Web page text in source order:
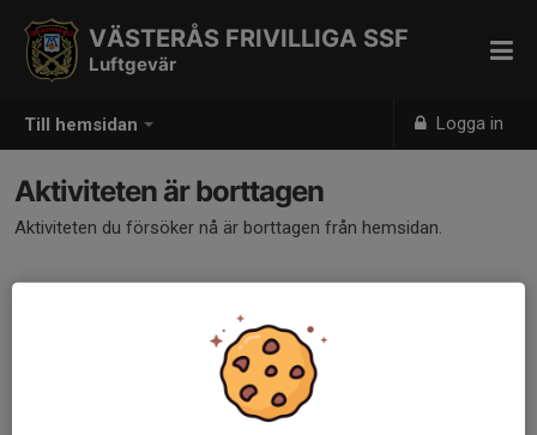
Till hemsidan Logga in
VÄSTERÅS FRIVILLIGA SSF
Luftgevär
Aktiviteten är borttagen
Aktiviteten du försöker nå är borttagen från hemsidan.